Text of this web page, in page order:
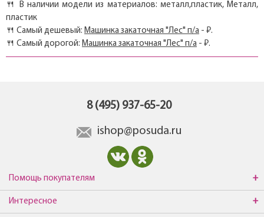
🍴 В наличии модели из материалов: металл,пластик, Металл,
пластик
🍴 Самый дешевый: Машинка закаточная "Лес" п/а - ₽.
🍴 Самый дорогой: Машинка закаточная "Лес" п/а - ₽.
8 (495) 937-65-20
ishop@posuda.ru
Помощь покупателям
Интересное